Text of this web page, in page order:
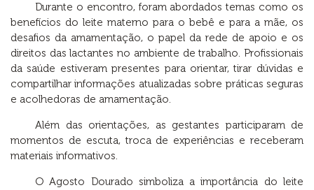
Durante o encontro, foram abordados temas como os
benefícios do leite materno para o bebê e para a mãe, os
desafios da amamentação, o papel da rede de apoio e os
direitos das lactantes no ambiente de trabalho. Profissionais
da saúde estiveram presentes para orientar, tirar dúvidas e
compartilhar informações atualizadas sobre práticas seguras
e acolhedoras de amamentação.
Além das orientações, as gestantes participaram de
momentos de escuta, troca de experiências e receberam
materiais informativos.
O Agosto Dourado simboliza a importância do leite